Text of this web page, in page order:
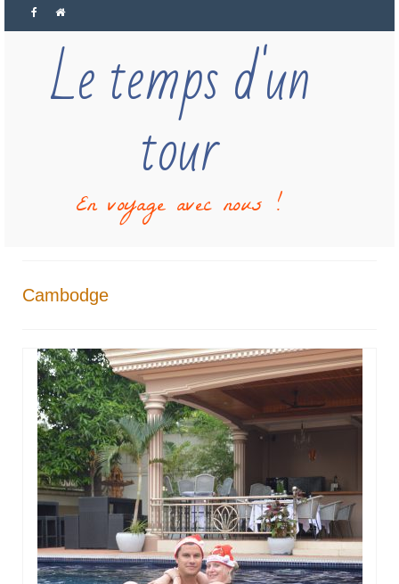
Le temps d'un
tour
En voyage avec nous !
Cambodge